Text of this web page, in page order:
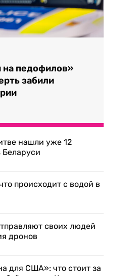
педофилов»
забили
нашли уже 12
Беларуси
происходит с водой в
своих людей
дронов
для США»: что стоит за